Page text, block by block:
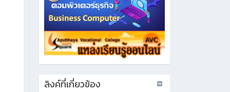
ลิงค์ที่เกี่ยวข้อง